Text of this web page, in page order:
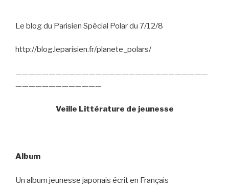
Le blog du Parisien Spécial Polar du 7/12/8
http://blog.leparisien.fr/planete_polars/
—————————————————————————————
—————————————
Veille Littérature de jeunesse
Album
Un album jeunesse japonais écrit en Français